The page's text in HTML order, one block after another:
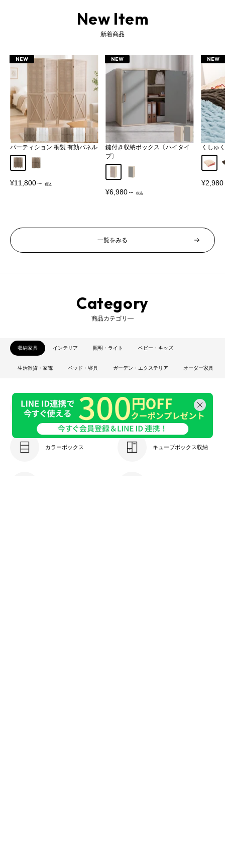
ダイニングチェア ダイニングチェアー チェア チェアー 回転チェア 回転チェアー 回転ダイニングチェア アームチェア アームチェアー 木製チェア 木製チェアー 木製ダイニングチェア ウッドチェア ウッドチェアー 曲げ木チェア chair 椅子 いす イス 食卓椅子 食卓いす ダイニング椅子 回転椅子 回転イス 回転いす 木製椅子 木製イス 肘掛け椅子 ひじ掛け椅子 回転 回転式 360度回転 回る ベアリング 内蔵 アーム付き ひじ掛け付き ひじ掛け 肘掛け付き 肘掛け 肘置き ひじ置き 肘付き 背もたれ付き 背もたれ 低め 短め ローバック 座面 広め 一人掛け 1人掛け 1人用 一人用 単品 1脚 一脚 木製 木 ウッド 天然木 天然木製 曲木 曲げ木 曲線 アーチ 木目 木目調 木脚 ファブリック 布 布製 布地 フェイクレザー PVCレザー 合皮 合成皮革 ウレタンクッション ウレタンフォーム 木部 ホワイト 白 白色 ナチュラル ウォールナット ダークブラウン ウッドフレーム 張地 グレー 灰色 グレージュ ブラウン 茶色 アイボリー ブラック 黒 黒色 ダイニング リビング リビングダイニング キッチン 食卓 食堂 店舗 店舗用 お店 カフェ 新生活 引越し 約 座面高45.5cm 耐荷重100kg カジュアル カントリー シンプル レトロ モダン 和モダン 韓国インテリア 北欧 北欧インテリア 北欧風 おしゃれ オシャレ お洒落
New Item
新着商品
NEW
パーティション 桐製 有効パネル
AタイプBタイプ
販
¥11,800～
NEW
鍵付き収納ボックス〔ハイタイ
プ〕
販
¥6,980～
NEW
くしゅ
アイ
販
¥2,980
一覧をみる
Category
商品カテゴリ―
収納家具 インテリア 照明・ライト ベビー・キッズ
生活雑貨・家電 ベッド・寝具 ガーデン・エクステリア オーダー家具
キッチン収納 本棚・ラック
カラーボックス キューブボックス収納